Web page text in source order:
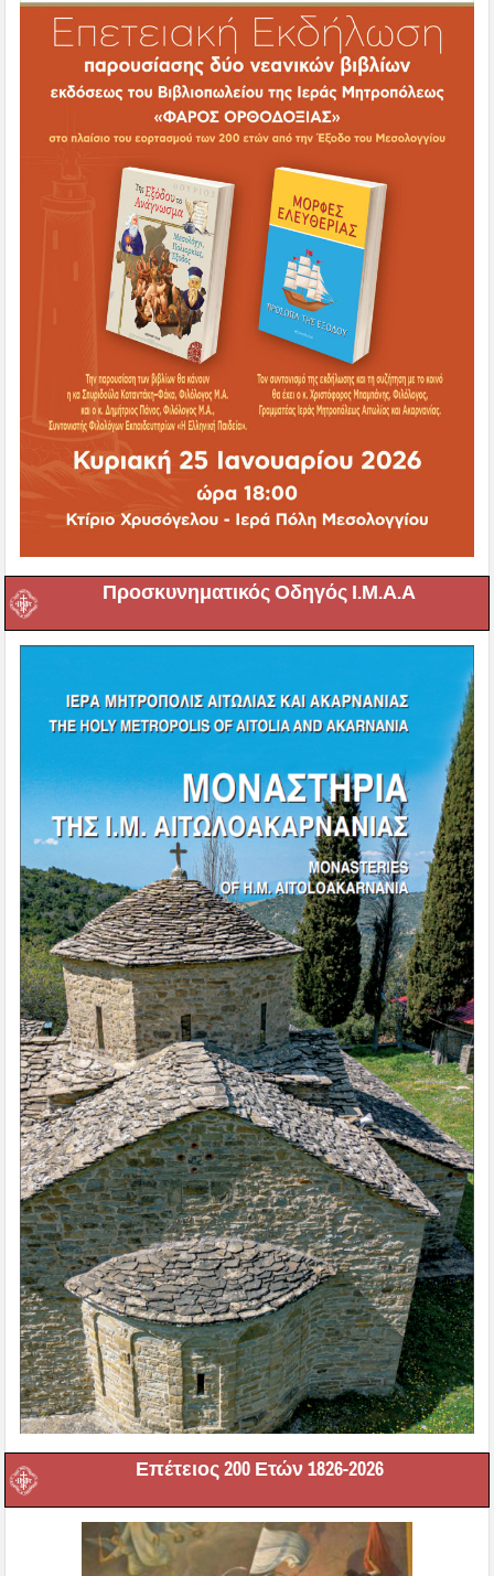
Προσκυνηματικός Οδηγός Ι.Μ.Α.Α
Επέτειος 200 Ετών 1826-2026